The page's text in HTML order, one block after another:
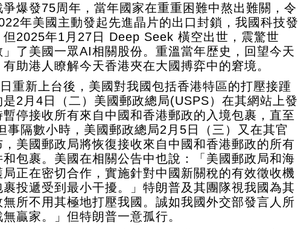
爆發75周年，當年國家在重重困難中熬出難關，令
年美國主動發起先進晶片的出口封鎖，我國科技發
但2025年1月27日 Deep Seek 橫空出世，震驚世
了美國一眾AI相關股份。重溫當年歴史，回望今天
助港人瞭解今天香港夾在大國搏弈中的窘境。
重新上台後，美國對我國包括香港特區的打壓接踵
2月4日（二）美國郵政總局(USPS）在其網站上發
停接收所有來自中國和香港郵政的入境包裹，直至
事隔數小時，美國郵政總局2月5日（三）又在其官
美國郵政局將恢復接收來自中國和香港郵政的所有
和包裹。美國在相關公告中也說：「美國郵政局和海
正在密切合作，實施針對中國新關稅的有效徵收機
投遞受到最小干擾。」特朗普及其團隊視我國為其
無所不用其極地打壓我國。誠如我國外交部發言人所
贏家。」但特朗普一意孤行。